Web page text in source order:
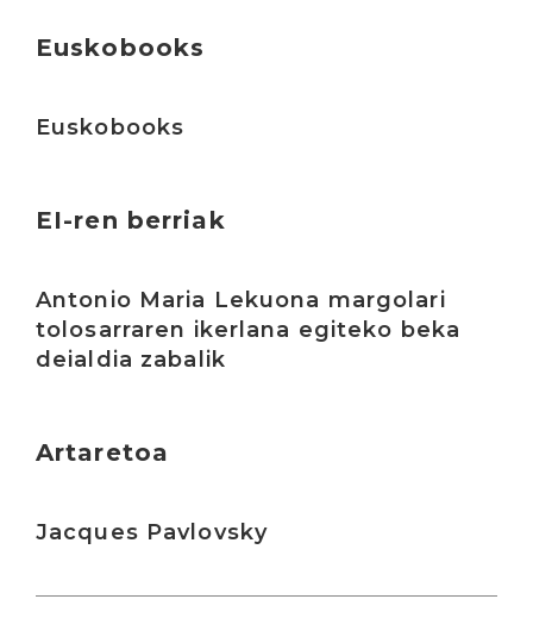
Euskobooks
Euskobooks
EI-ren berriak
Antonio Maria Lekuona margolari
tolosarraren ikerlana egiteko beka
deialdia zabalik
Artaretoa
Jacques Pavlovsky